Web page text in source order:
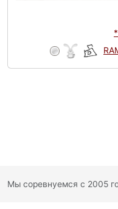
Мы соревнуемся с 2005